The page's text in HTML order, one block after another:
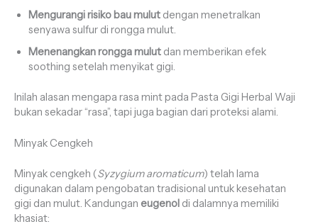
Mengurangi risiko bau mulut dengan menetralkan
senyawa sulfur di rongga mulut.
Menenangkan rongga mulut dan memberikan efek
soothing setelah menyikat gigi.
Inilah alasan mengapa rasa mint pada Pasta Gigi Herbal Waji
bukan sekadar “rasa”, tapi juga bagian dari proteksi alami.
Minyak Cengkeh
Minyak cengkeh (Syzygium aromaticum) telah lama
digunakan dalam pengobatan tradisional untuk kesehatan
gigi dan mulut. Kandungan eugenol di dalamnya memiliki
khasiat: